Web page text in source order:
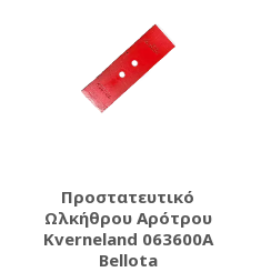
Προστατευτικό
Ωλκήθρου Αρότρου
Kverneland 063600A
Bellota